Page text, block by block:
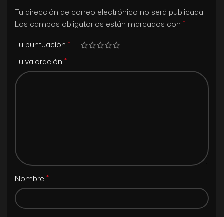
Tu dirección de correo electrónico no será publicada.
Los campos obligatorios están marcados con *
Tu puntuación *
Tu valoración *
Nombre *